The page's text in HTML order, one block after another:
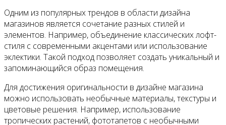
Одним из популярных трендов в области дизайна
магазинов является сочетание разных стилей и
элементов. Например, объединение классических лофт-
стиля с современными акцентами или использование
эклектики. Такой подход позволяет создать уникальный и
запоминающийся образ помещения.
Для достижения оригинальности в дизайне магазина
можно использовать необычные материалы, текстуры и
цветовые решения. Например, использование
тропических растений, фототапетов с необычными